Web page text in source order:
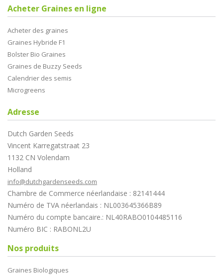
Acheter Graines en ligne
Acheter des graines
Graines Hybride F1
Bolster Bio Graines
Graines de Buzzy Seeds
Calendrier des semis
Microgreens
Adresse
Dutch Garden Seeds
Vincent Karregatstraat 23
1132 CN Volendam
Holland
info@dutchgardenseeds.com
Chambre de Commerce néerlandaise : 82141444
Numéro de TVA néerlandais : NL003645366B89
Numéro du compte bancaire.: NL40RABO0104485116
Numéro BIC : RABONL2U
Nos produits
Graines Biologiques